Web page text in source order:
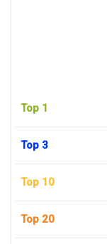
Top 1
Top 3
Top 10
Top 20